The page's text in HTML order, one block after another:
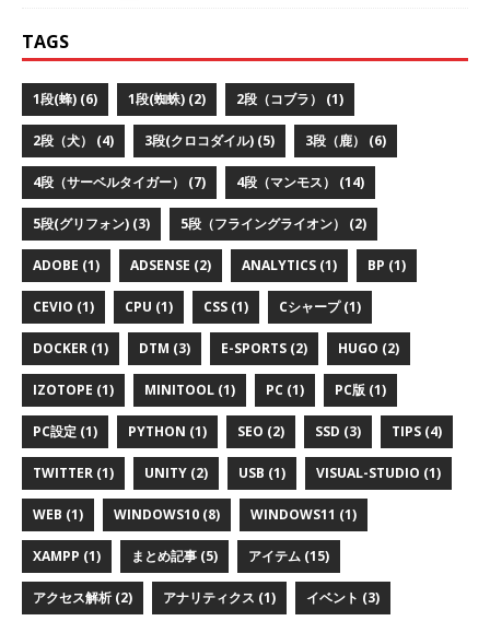
TAGS
1段(蜂) (6) 1段(蜘蛛) (2) 2段（コブラ） (1)
2段（犬） (4) 3段(クロコダイル) (5) 3段（鹿） (6)
4段（サーベルタイガー） (7) 4段（マンモス） (14)
5段(グリフォン) (3) 5段（フライングライオン） (2)
ADOBE (1) ADSENSE (2) ANALYTICS (1) BP (1)
CEVIO (1) CPU (1) CSS (1) Cシャープ (1)
DOCKER (1) DTM (3) E-SPORTS (2) HUGO (2)
IZOTOPE (1) MINITOOL (1) PC (1) PC版 (1)
PC設定 (1) PYTHON (1) SEO (2) SSD (3) TIPS (4)
TWITTER (1) UNITY (2) USB (1) VISUAL-STUDIO (1)
WEB (1) WINDOWS10 (8) WINDOWS11 (1)
XAMPP (1) まとめ記事 (5) アイテム (15)
アクセス解析 (2) アナリティクス (1) イベント (3)